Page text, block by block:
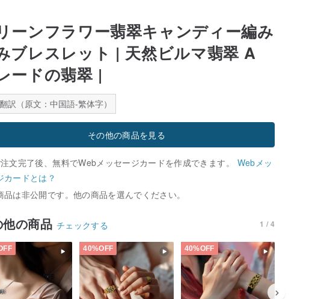
ーンフラワー翡翠キャンディー編み
ブレスレット | 天然ビルマ翡翠 A
ードの翡翠 |
訳（原文：中国語-繁体字）
その他の商品を見る
文完了後、無料でWebメッセージカードを作成できます。 Webメッ
カードとは？
品は非公開です。他の商品を選んでください。
の商品 チェックする 1 / 4
40%OFF 40%OFF